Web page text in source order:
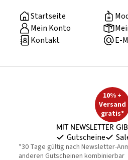
Startseite
Mein Konto
Kontakt
E-
10% +
Versand
gratis*
Mit Newsletter
Gutscheine
*30 Tage gültig nach Newsletter-
anderen Gutscheinen kombinierbar